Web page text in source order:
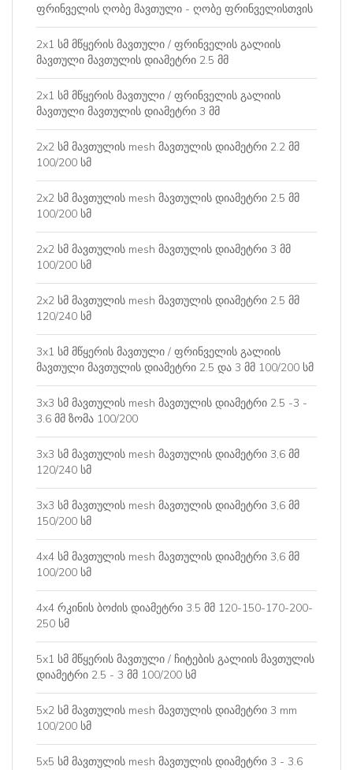
ფრინველის ღობე მავთული - ღობე ფრინველისთვის
2x1 სმ მწყერის მავთული / ფრინველის გალიის
მავთული მავთულის დიამეტრი 2.5 მმ
2x1 სმ მწყერის მავთული / ფრინველის გალიის
მავთული მავთულის დიამეტრი 3 მმ
2x2 სმ მავთულის mesh მავთულის დიამეტრი 2.2 მმ
100/200 სმ
2x2 სმ მავთულის mesh მავთულის დიამეტრი 2.5 მმ
100/200 სმ
2x2 სმ მავთულის mesh მავთულის დიამეტრი 3 მმ
100/200 სმ
2x2 სმ მავთულის mesh მავთულის დიამეტრი 2.5 მმ
120/240 სმ
3x1 სმ მწყერის მავთული / ფრინველის გალიის
მავთული მავთულის დიამეტრი 2.5 და 3 მმ 100/200 სმ
3x3 სმ მავთულის mesh მავთულის დიამეტრი 2.5 -3 -
3.6 მმ ზომა 100/200
3x3 სმ მავთულის mesh მავთულის დიამეტრი 3,6 მმ
120/240 სმ
3x3 სმ მავთულის mesh მავთულის დიამეტრი 3,6 მმ
150/200 სმ
4x4 სმ მავთულის mesh მავთულის დიამეტრი 3,6 მმ
100/200 სმ
4x4 რკინის ბოძის დიამეტრი 3.5 მმ 120-150-170-200-
250 სმ
5x1 სმ მწყერის მავთული / ჩიტების გალიის მავთულის
დიამეტრი 2.5 - 3 მმ 100/200 სმ
5x2 სმ მავთულის mesh მავთულის დიამეტრი 3 mm
100/200 სმ
5x5 სმ მავთულის mesh მავთულის დიამეტრი 3 - 3.6